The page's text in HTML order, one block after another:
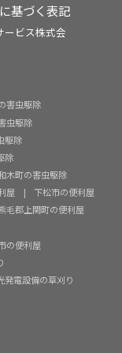
基づく表記
ービス株式会
害虫駆除
虫駆除
駆除
除
木町の害虫駆除
屋
下松市の便利屋
毛郡上関町の便利屋
の便利屋
発電設備の草刈り